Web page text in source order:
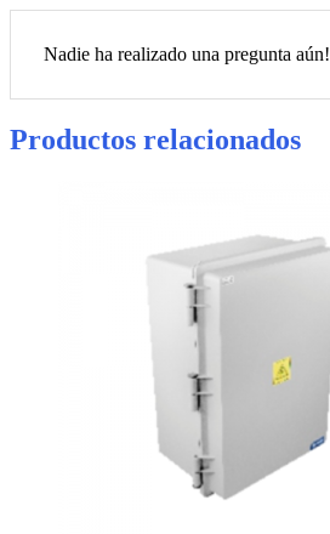
Nadie ha realizado una pregunta aún!
Productos relacionados